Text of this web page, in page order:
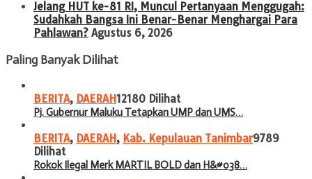
Jelang HUT ke-81 RI, Muncul Pertanyaan Menggugah:
Sudahkah Bangsa Ini Benar-Benar Menghargai Para
Pahlawan? Agustus 6, 2026
Paling Banyak Dilihat
BERITA, DAERAH 12180 Dilihat
Pj. Gubernur Maluku Tetapkan UMP dan UMS…
BERITA, DAERAH , Kab. Kepulauan Tanimbar9789
Dilihat
Rokok Ilegal Merk MARTIL BOLD dan H&#038…